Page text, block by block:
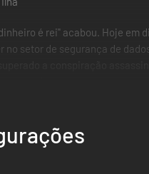
é rei" acabou. Hoje em
no setor de segurança de
e se depararam com as
onde o dinheiro não é mais
e retirar os servidores de lá,
o Golpe Erro de Sintaxe, o